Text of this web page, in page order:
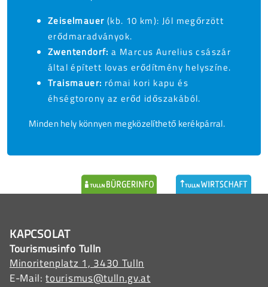
Zeiselmauer (kb. 10 km): Jól megőrzött
erődmaradványok.
Zwentendorf: a Marcus Aurelius császár
által épített lovas erődítmény helyszíne.
Traismauer: római kori kapu és
éhségtorony az erőd időszakából.
Minden hely könnyen megközelíthető kerékpárral.
KAPCSOLAT
Tourismusinfo Tulln
Minoritenplatz 1, 3430 Tulln
E-Mail:tourismus@tulln.gv.at